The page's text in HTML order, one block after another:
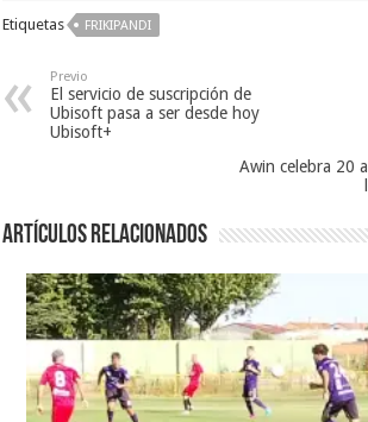
Etiquetas FRIKIPANDI
Previo
El servicio de suscripción de
Ubisoft pasa a ser desde hoy
Ubisoft+
Awin celebra 20
Artículos relacionados